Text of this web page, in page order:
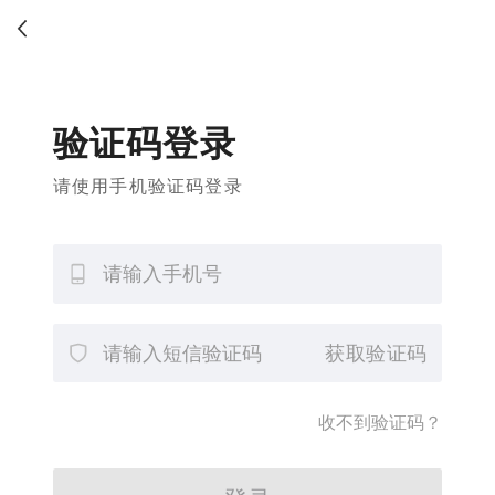
验证码登录
请使用手机验证码登录
获取验证码
收不到验证码？